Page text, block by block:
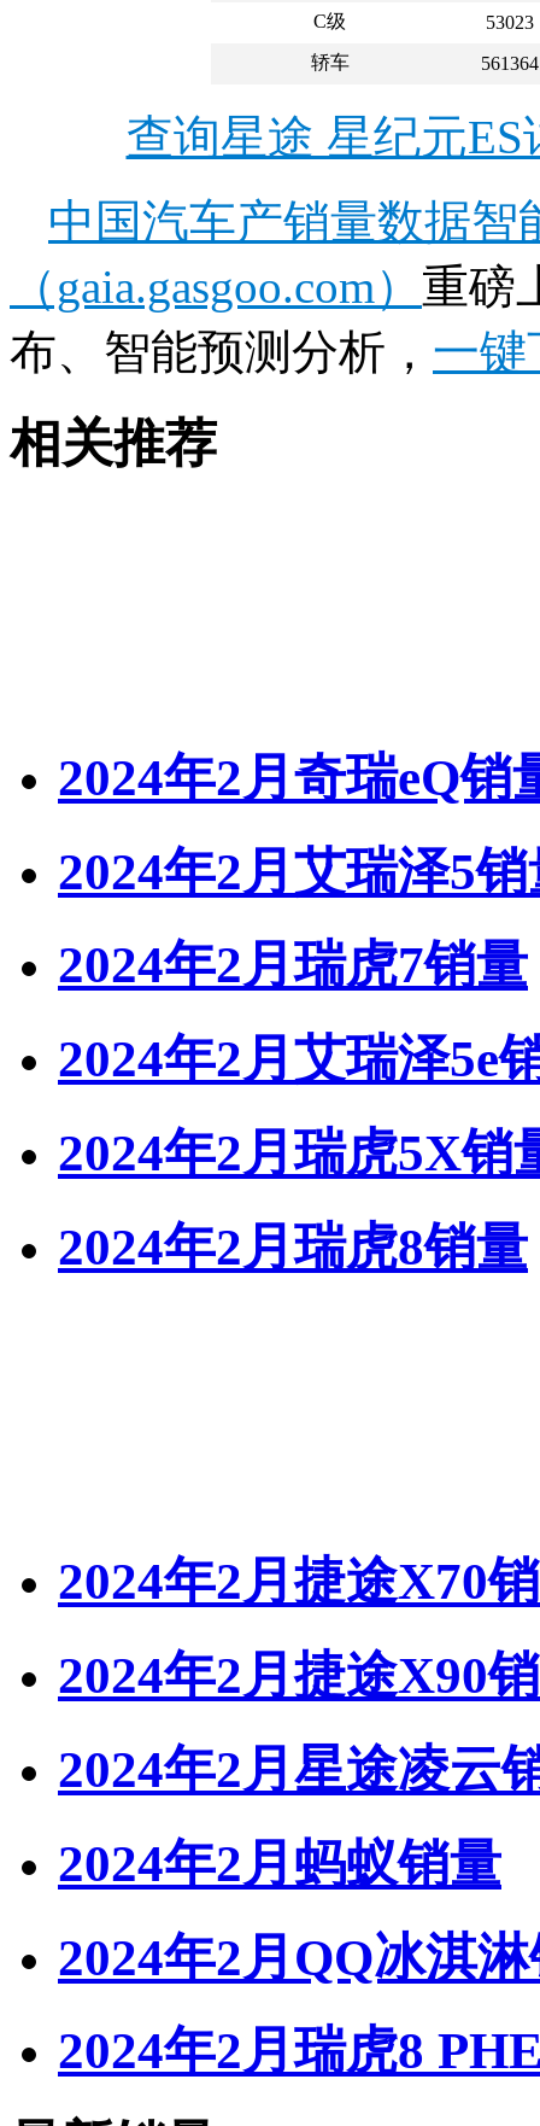
C级
53023
轿车
561364
查询星途 星纪元
中国汽车产销量数据
（gaia.gasgoo.com） 重磅
布、智能预测分析， 一键
相关推荐
2024年2月奇瑞eQ销
2024年2月艾瑞泽5
2024年2月瑞虎7销量
2024年2月艾瑞泽5e
2024年2月瑞虎5X销
2024年2月瑞虎8销量
2024年2月捷途X70
2024年2月捷途X90
2024年2月星途凌云
2024年2月蚂蚁销量
2024年2月QQ冰淇
2024年2月瑞虎8